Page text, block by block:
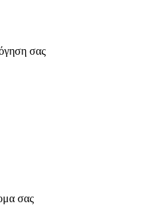
σας
σας